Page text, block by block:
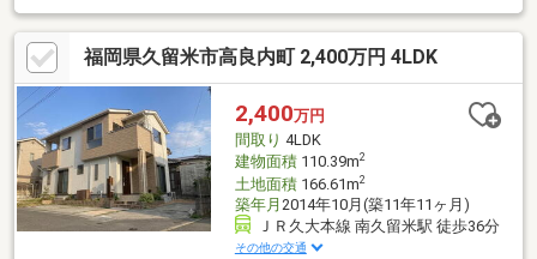
８分と、子育て世帯にもオススメです◎ウッドデッキや吹抜けの
あるリビングでは、くつろぎの時間をお過ごしいただけます♪
福岡県久留米市高良内町 2,400万円 4LDK
2,400万円
間取り 4LDK
建物面積110.39m2
土地面積166.61m2
築年月 2014年10月(築11年11ヶ月)
ＪＲ久大本線 南久留米駅 徒歩36分
その他の交通